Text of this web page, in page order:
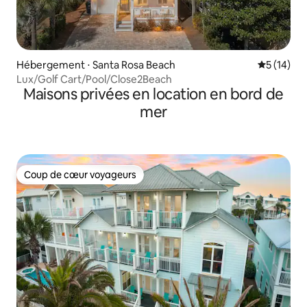
Hébergement ⋅ Santa Rosa Beach
5 (14)
Lux/Golf Cart/Pool/Close2Beach
Maisons privées en location en bord de
mer
Coup de cœur voyageurs
Coup de cœur voyageurs